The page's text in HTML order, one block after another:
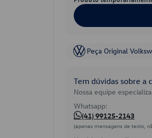
Peça Original
Tem dúvidas sobre a
Nossa equipe
Whatsapp:
(41) 99125-2143
(apenas mensagens de texto,